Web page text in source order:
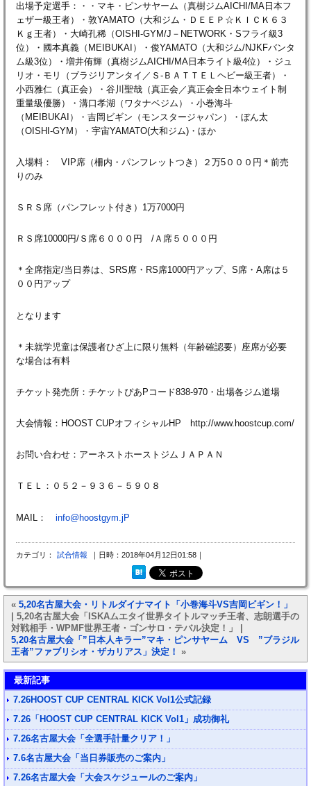
出場予定選手：・・マキ・ピンサヤーム（真樹ジムAICHI/MA日本フ
ェザー級王者）・敦YAMATO（大和ジム・ＤＥＥＰ☆ＫＩＣＫ６３
Ｋｇ王者）・大崎孔稀（OISHI-GYM/J－NETWORK・Sフライ級3
位）・國本真義（MEIBUKAI）・俊YAMATO（大和ジム/NJKFバンタ
ム級3位）・増井侑輝（真樹ジムAICHI/MA日本ライト級4位）・ジュ
リオ・モリ（ブラジリアンタイ／Ｓ-ＢＡＴＴＥＬヘビー級王者）・
小西雅仁（真正会）・谷川聖哉（真正会／真正会全日本ウェイト制
重量級優勝）・溝口孝湖（ワタナベジム）・小巻海斗
（MEIBUKAI）・吉岡ビギン（モンスタージャパン）・ぼん太
（OISHI-GYM）・宇宙YAMATO(大和ジム)・ほか
入場料： VIP席（柵内・パンフレットつき）２万5０００円＊前売
りのみ
ＳＲＳ席（パンフレット付き）1万7000円
ＲＳ席10000円/Ｓ席６０００円 /Ａ席５０００円
＊全席指定/当日券は、SRS席・RS席1000円アップ、S席・A席は５
００円アップ
となります
＊未就学児童は保護者ひざ上に限り無料（年齢確認要）座席が必要
な場合は有料
チケット発売所：チケットぴあPコード838-970・出場各ジム道場
大会情報：HOOST CUPオフィシャルHP http://www.hoostcup.com/
お問い合わせ：アーネストホーストジムＪＡＰＡＮ
ＴＥＬ：０５２－９３６－５９０８
MAIL： info@hoostgym.jP
カテゴリ： 試合情報 ｜日時：2018年04月12日01:58｜
« 5,20名古屋大会・リトルダイナマイト「小巻海斗VS吉岡ビギン！」
| 5,20名古屋大会「ISKAムエタイ世界タイトルマッチ王者、志朗選手の
対戦相手・WPMF世界王者・ゴンサロ・テバル決定！」 |
5,20名古屋大会「”日本人キラー”マキ・ピンサヤーム VS ”ブラジル
王者”ファブリシオ・ザカリアス」決定！
»
最新記事
7.26HOOST CUP CENTRAL KICK Vol1公式記録
7.26「HOOST CUP CENTRAL KICK Vol1」成功御礼
7.26名古屋大会「全選手計量クリア！」
7.6名古屋大会「当日券販売のご案内」
7.26名古屋大会「大会スケジュールのご案内」